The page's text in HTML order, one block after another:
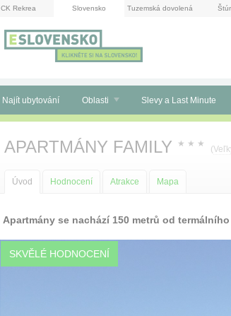
CK Rekrea Slovensko Tuzemská dovolená
Najít ubytování Oblasti Slevy a Last Minute
APARTMÁNY FAMILY ★ ★ ★
(
Úvod Hodnocení Atrakce Mapa
Apartmány se nachází 150 metrů od
SKVĚLÉ HODNOCENÍ